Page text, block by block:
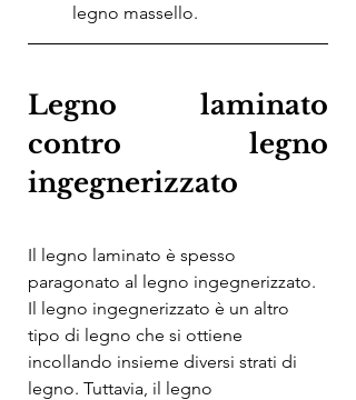
legno massello.
Legno laminato
contro legno
ingegnerizzato
Il legno laminato è spesso
paragonato al legno ingegnerizzato.
Il legno ingegnerizzato è un altro
tipo di legno che si ottiene
incollando insieme diversi strati di
legno. Tuttavia, il legno